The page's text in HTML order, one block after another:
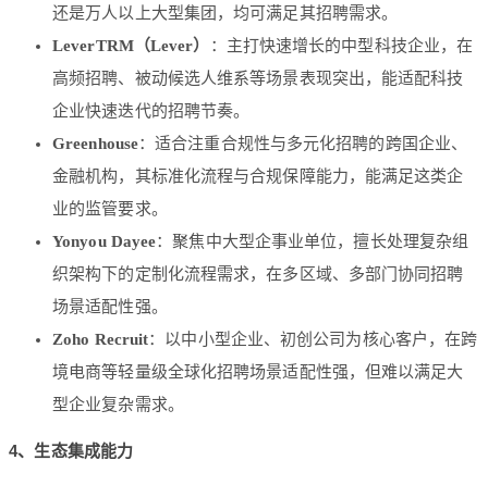
还是万人以上大型集团，均可满足其招聘需求。
LeverTRM（Lever）
：主打快速增长的中型科技企业，在
高频招聘、被动候选人维系等场景表现突出，能适配科技
企业快速迭代的招聘节奏。
Greenhouse：适合注重合规性与多元化招聘的跨国企业、
金融机构，其标准化流程与合规保障能力，能满足这类企
业的监管要求。
Yonyou Dayee：聚焦中大型企事业单位，擅长处理复杂组
织架构下的定制化流程需求，在多区域、多部门协同招聘
场景适配性强。
Zoho Recruit：以中小型企业、初创公司为核心客户，在跨
境电商等轻量级全球化招聘场景适配性强，但难以满足大
型企业复杂需求。
4、生态集成能力